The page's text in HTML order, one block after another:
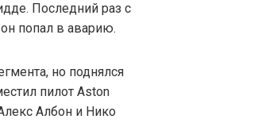
Последний раз с
попал в аварию.
но поднялся
пилот Aston
Албон и Нико